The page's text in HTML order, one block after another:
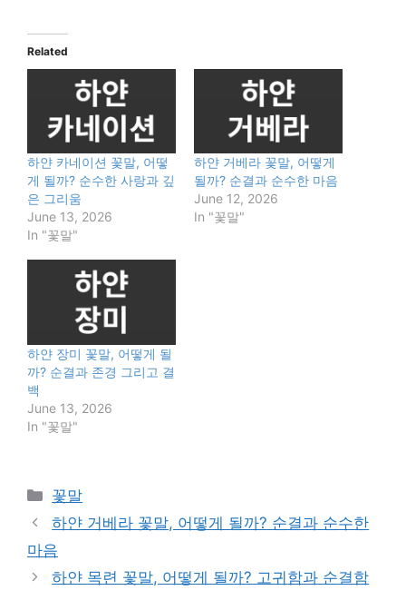
Related
하얀 카네이션 꽃말, 어떻
게 될까? 순수한 사랑과 깊
은 그리움
June 13, 2026
In "꽃말"
하얀 거베라 꽃말, 어떻게
될까? 순결과 순수한 마음
June 12, 2026
In "꽃말"
하얀 장미 꽃말, 어떻게 될
까? 순결과 존경 그리고 결
백
June 13, 2026
In "꽃말"
Categories
꽃말
하얀 거베라 꽃말, 어떻게 될까? 순결과 순수한
마음
하얀 목련 꽃말, 어떻게 될까? 고귀함과 순결함